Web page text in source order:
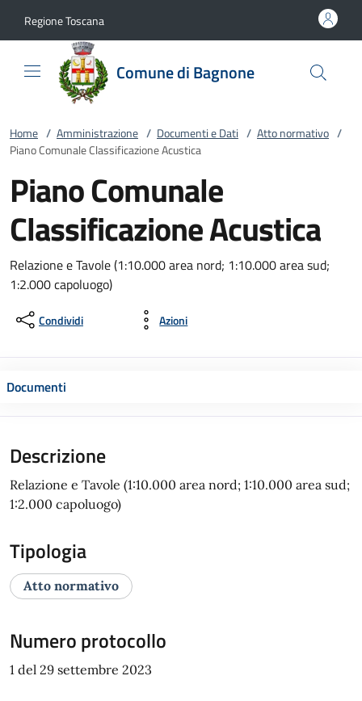
Regione Toscana
Comune di Bagnone
Home / Amministrazione / Documenti e Dati / Atto normativo /
Piano Comunale Classificazione Acustica
Piano Comunale
Classificazione Acustica
Relazione e Tavole (1:10.000 area nord; 1:10.000 area sud;
1:2.000 capoluogo)
Condividi Azioni
Documenti
Descrizione
Relazione e Tavole (1:10.000 area nord; 1:10.000 area sud;
1:2.000 capoluogo)
Tipologia
Atto normativo
Numero protocollo
1 del 29 settembre 2023